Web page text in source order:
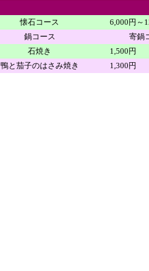
懐石コース
6,000円～
鍋コース
寄鍋
石焼き
1,500円
鴨と茄子のはさみ焼き
1,300円